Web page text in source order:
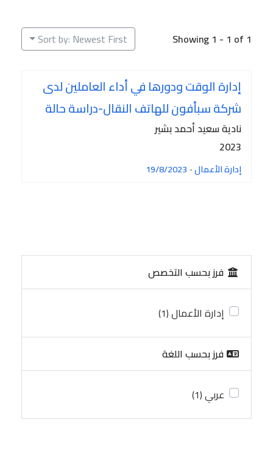
Showing 1 - 1 of 1
Sort by: Newest First
إدارة الوقت ودورها في أداء العاملين لدى
شركة سبأفون للهاتف النقال-دراسة حالة
نادية سعيد أحمد بشير
2023
إدارة الأعمال·
19/8/2023
فرز بحسب التخصص
إدارة الأعمال(1)
فرز بحسب اللغة
عربي(1)